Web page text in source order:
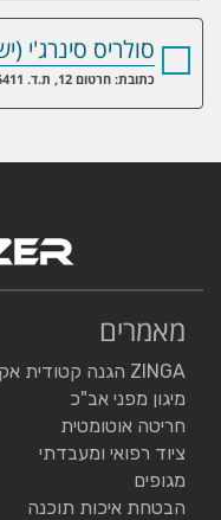
סולריס סינרג'י
כתובת: חרטום 12, ת.ד. 45411, הר חוצבים, ירושלים 91451
מאמרים
ZINGA הגנה קטודית אקטיבית ופסיבית
מיגון מפני אב"כ
חריטה אוטומטית
ציוד רפואי ומעבדתי
מגופים
הבטחת איכות תוכנה